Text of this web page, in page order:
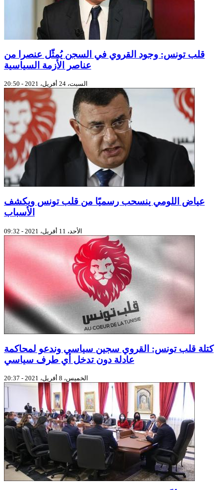
قلب تونس: وجود القروي في السجن يُمثّل عنصرا من
عناصر الأزمة السياسية
السبت، 24 أفريل، 2021 - 20:50
عياض اللومي ينسحب رسميًا من قلب تونس ويكشف
الأسباب
الأحد، 11 أفريل، 2021 - 09:32
كتلة قلب تونس: القروي سجين سياسي وندعو لمحاكمة
عادلة دون تدخل أي طرف سياسي
الخميس، 8 أفريل، 2021 - 20:37